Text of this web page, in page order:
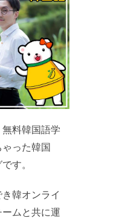
料韓国語学
った韓国
す。
韓オンライ
ムと共に運